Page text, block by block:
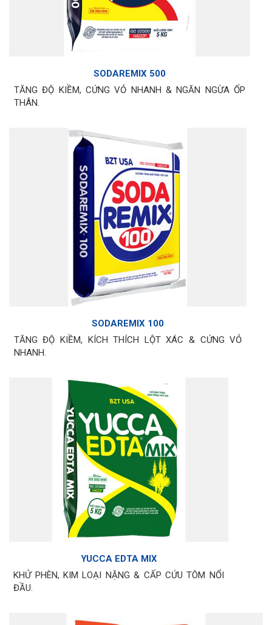
SODAREMIX 500
TĂNG ĐỘ KIỀM, CỨNG VỎ NHANH & NGĂN NGỪA ỐP
THÂN.
SODAREMIX 100
TĂNG ĐỘ KIỀM, KÍCH THÍCH LỘT XÁC & CỨNG VỎ
NHANH.
YUCCA EDTA MIX
KHỬ PHÈN, KIM LOẠI NẶNG & CẤP CỨU TÔM NỔI
ĐẦU.